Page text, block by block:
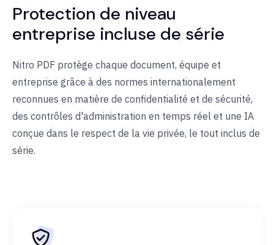
Protection de niveau
entreprise incluse de série
Nitro PDF protège chaque document, équipe et
entreprise grâce à des normes internationalement
reconnues en matière de confidentialité et de sécurité,
des contrôles d'administration en temps réel et une IA
conçue dans le respect de la vie privée, le tout inclus de
série.